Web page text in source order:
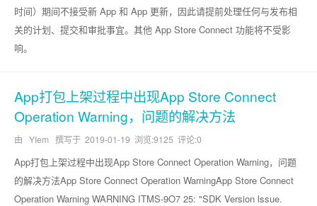
时间）期间不接受新 App 和 App 更新，因此请提前处理任何与发布相
关的计划、提交和审批事宜。其他 App Store Connect 功能将不受影
响。
App打包上架过程中出现App Store Connect
Operation Warning，问题的解决方法
由 YIem 撰写于 2019-01-19 浏览:9125 评论:0
App打包上架过程中出现App Store Connect Operation Warning，问题
的解决方法App Store Connect Operation WarningApp Store Connect
Operation Warning WARNING ITMS-9O7 25: "SDK Version lssue.